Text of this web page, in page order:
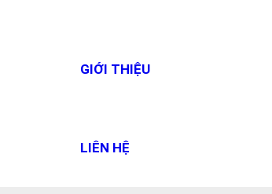
GIỚI THIỆU
LIÊN HỆ